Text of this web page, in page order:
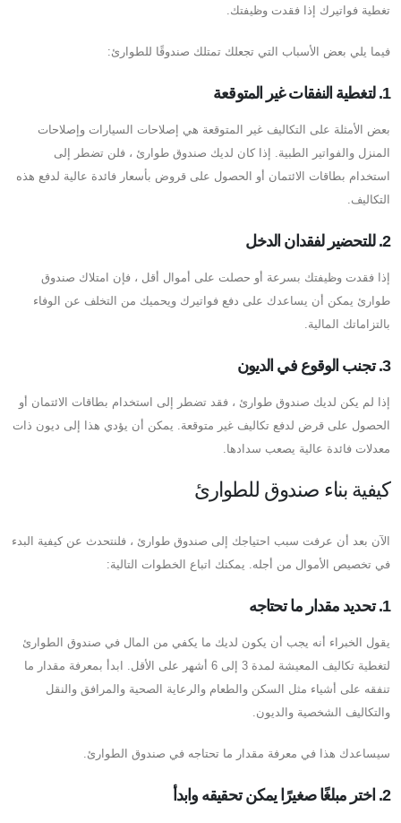
تغطية فواتيرك إذا فقدت وظيفتك.
فيما يلي بعض الأسباب التي تجعلك تمتلك صندوقًا للطوارئ:
1. لتغطية النفقات غير المتوقعة
بعض الأمثلة على التكاليف غير المتوقعة هي إصلاحات السيارات وإصلاحات
المنزل والفواتير الطبية. إذا كان لديك صندوق طوارئ ، فلن تضطر إلى
استخدام بطاقات الائتمان أو الحصول على قروض بأسعار فائدة عالية لدفع هذه
التكاليف.
2. للتحضير لفقدان الدخل
إذا فقدت وظيفتك بسرعة أو حصلت على أموال أقل ، فإن امتلاك صندوق
طوارئ يمكن أن يساعدك على دفع فواتيرك ويحميك من التخلف عن الوفاء
بالتزاماتك المالية.
3. تجنب الوقوع في الديون
إذا لم يكن لديك صندوق طوارئ ، فقد تضطر إلى استخدام بطاقات الائتمان أو
الحصول على قرض لدفع تكاليف غير متوقعة. يمكن أن يؤدي هذا إلى ديون ذات
معدلات فائدة عالية يصعب سدادها.
كيفية بناء صندوق للطوارئ
الآن بعد أن عرفت سبب احتياجك إلى صندوق طوارئ ، فلنتحدث عن كيفية البدء
في تخصيص الأموال من أجله. يمكنك اتباع الخطوات التالية:
1. تحديد مقدار ما تحتاجه
يقول الخبراء أنه يجب أن يكون لديك ما يكفي من المال في صندوق الطوارئ
لتغطية تكاليف المعيشة لمدة 3 إلى 6 أشهر على الأقل. ابدأ بمعرفة مقدار ما
تنفقه على أشياء مثل السكن والطعام والرعاية الصحية والمرافق والنقل
والتكاليف الشخصية والديون.
سيساعدك هذا في معرفة مقدار ما تحتاجه في صندوق الطوارئ.
2. اختر مبلغًا صغيرًا يمكن تحقيقه وابدأ